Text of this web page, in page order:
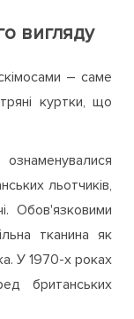
вигляду
– саме
куртки, що
льотчиків,
Обов'язковими
тканина як
У 1970-х роках
британських